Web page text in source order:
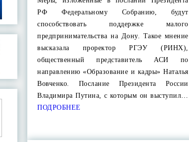
РФ Федеральному Собранию, будут
способствовать поддержке малого
предпринимательства на Дону. Такое мнение
высказала проректор РГЭУ (РИНХ),
общественный представитель АСИ по
направлению «Образование и кадры» Наталья
Вовченко. Послание Президента России
Владимира Путина, с которым он выступил…
ПОДРОБНЕЕ